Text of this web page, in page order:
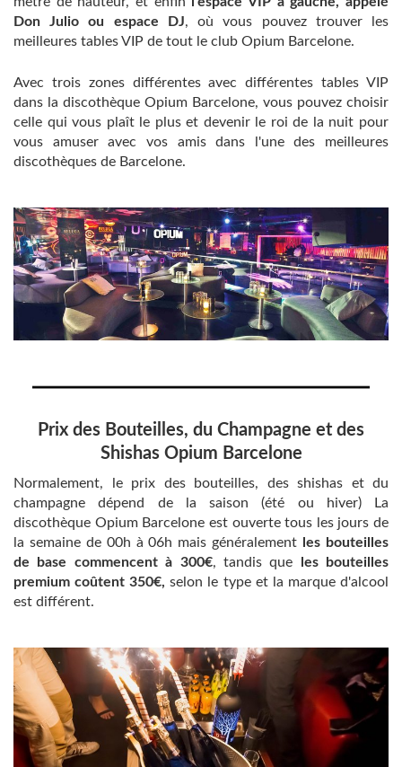
Don Julio ou espace DJ, où vous pouvez trouver les
meilleures tables VIP de tout le club Opium Barcelone.
Avec trois zones différentes avec différentes tables VIP
dans la discothèque Opium Barcelone, vous pouvez choisir
celle qui vous plaît le plus et devenir le roi de la nuit pour
vous amuser avec vos amis dans l'une des meilleures
discothèques de Barcelone.
Prix des Bouteilles, du Champagne et des
Shishas Opium Barcelone
Normalement, le prix des bouteilles, des shishas et du
champagne dépend de la saison (été ou hiver) La
discothèque Opium Barcelone est ouverte tous les jours de
la semaine de 00h à 06h mais généralement les bouteilles
de base commencent à 300€, tandis que
les bouteilles
premium coûtent 350€,selon le type et la marque d'alcool
est différent.